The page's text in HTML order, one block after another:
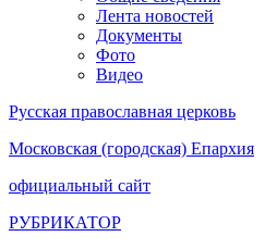
Лента новостей
Документы
Фото
Видео
Русская православная церковь
Московская (городская) Епархия
официальный сайт
РУБРИКАТОР